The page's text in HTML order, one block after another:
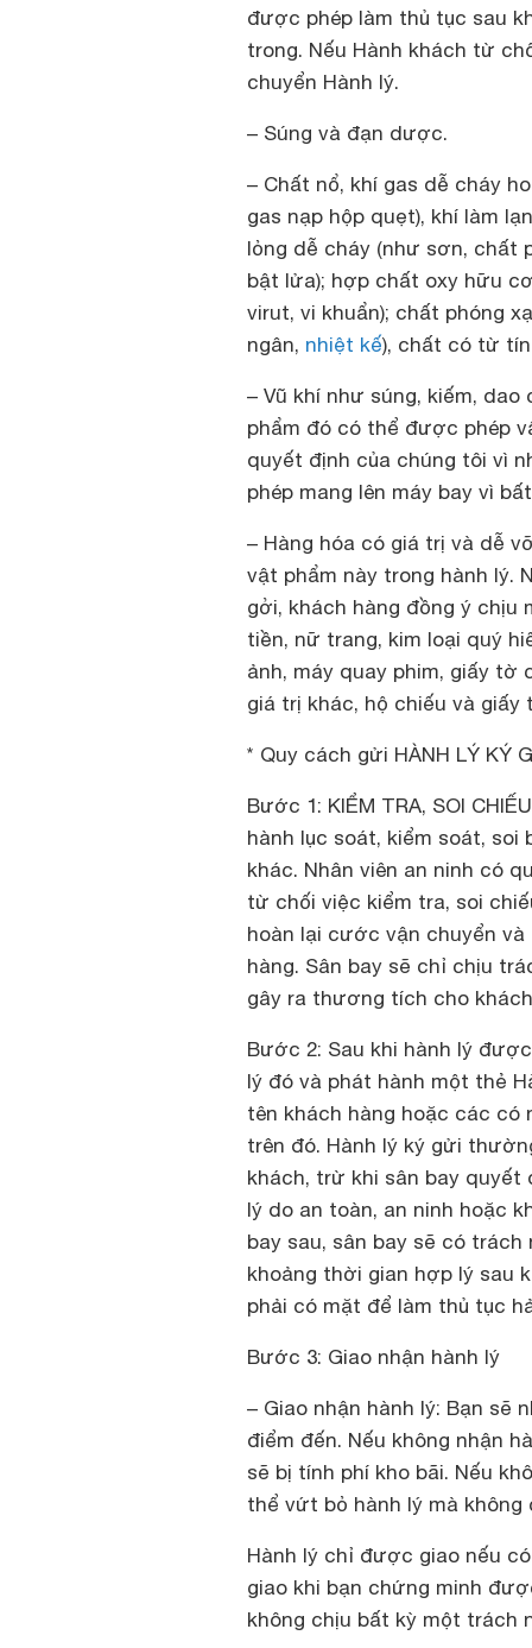
được phép làm thủ tục sau
trong. Nếu Hành khách từ
chuyển Hành lý.
– Súng và đạn dược.
– Chất nổ, khí gas dễ cháy
gas nạp hộp quẹt), khí làm
lỏng dễ cháy (như sơn, chất
bật lửa); hợp chất oxy hữu
virut, vi khuẩn); chất phóng
ngân, nhiệt kế), chất có từ
– Vũ khí như súng, kiếm,
phẩm đó có thể được phép
quyết định của chúng tôi vì
phép mang lên máy bay vì
– Hàng hóa có giá trị và dễ
vật phẩm này trong hành lý.
gởi, khách hàng đồng ý chịu
tiền, nữ trang, kim loại quý
ảnh, máy quay phim, giấy
giá trị khác, hộ chiếu và
* Quy cách gửi HÀNH LÝ KÝ
Bước 1: KIỂM TRA, SOI
hành lục soát, kiểm soát,
khác. Nhân viên an ninh có
từ chối việc kiểm tra, soi
hoàn lại cước vận chuyển
hàng. Sân bay sẽ chỉ chịu
gây ra thương tích cho
Bước 2: Sau khi hành lý
lý đó và phát hành một thẻ
tên khách hàng hoặc các
trên đó. Hành lý ký gửi
khách, trừ khi sân bay quyết
lý do an toàn, an ninh hoặc
bay sau, sân bay sẽ có
khoảng thời gian hợp lý sau
phải có mặt để làm thủ tục
Bước 3: Giao nhận hành lý
– Giao nhận hành lý: Bạn sẽ
điểm đến. Nếu không nhận
sẽ bị tính phí kho bãi. Nếu
thể vứt bỏ hành lý mà không
Hành lý chỉ được giao nếu
giao khi bạn chứng minh
không chịu bất kỳ một trách